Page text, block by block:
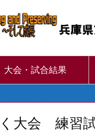
大会・試合結果
大会 練習試